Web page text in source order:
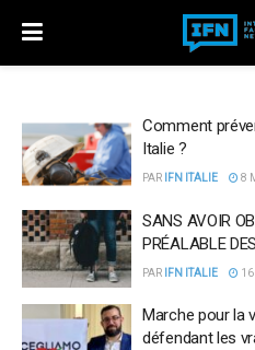
Comment
Italie ?
PAR IFN ITALIE 8
SANS AVOIR
PRÉALABLE
PAR IFN ITALIE 16
Marche pour la
défendant les